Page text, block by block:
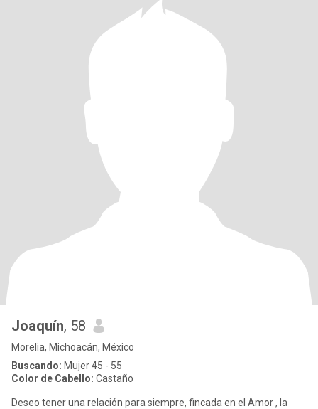
Joaquín, 58
Morelia, Michoacán, México
Buscando: Mujer 45 - 55
Color de Cabello: Castaño
Deseo tener una relación para siempre, fincada en el Amor , la